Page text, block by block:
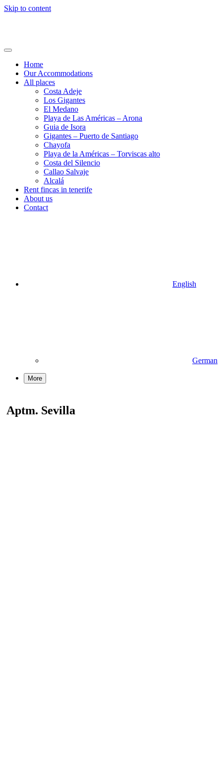
Skip to content
Home
Our Accommodations
All places
Costa Adeje
Los Gigantes
El Medano
Playa de Las Américas – Arona
Guia de Isora
Gigantes – Puerto de Santiago
Chayofa
Playa de la Américas – Torviscas alto
Costa del Silencio
Callao Salvaje
Alcalá
Rent fincas in tenerife
About us
Contact
English
German
More
Aptm. Sevilla